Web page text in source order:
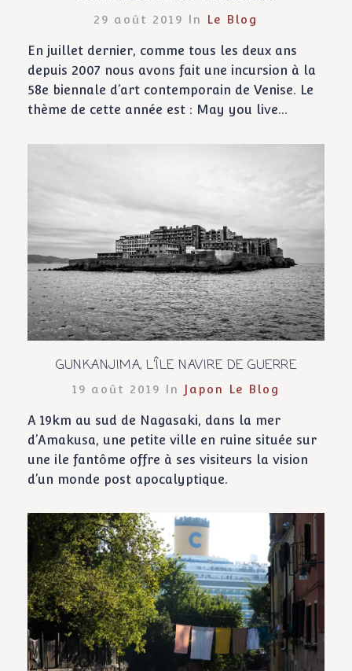
29 août 2019 In Le Blog
En juillet dernier, comme tous les deux ans
depuis 2007 nous avons fait une incursion à la
58e biennale d’art contemporain de Venise. Le
thème de cette année est : May you live...
GUNKANJIMA, L’ÎLE NAVIRE DE GUERRE
19 août 2019 In Japon Le Blog
A 19km au sud de Nagasaki, dans la mer
d’Amakusa, une petite ville en ruine située sur
une ile fantôme offre à ses visiteurs la vision
d’un monde post apocalyptique.